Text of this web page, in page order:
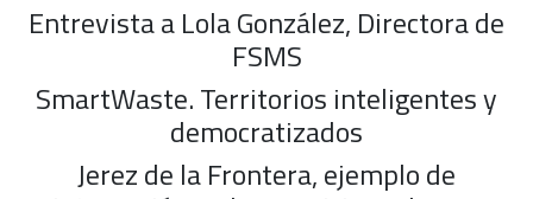
Entrevista a Lola González, Directora de
FSMS
SmartWaste. Territorios inteligentes y
democratizados
Jerez de la Frontera, ejemplo de